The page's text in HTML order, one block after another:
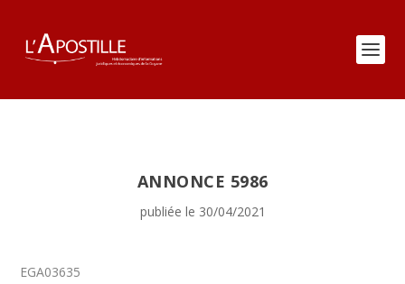
ANNONCE 5986
publiée le 30/04/2021
EGA03635